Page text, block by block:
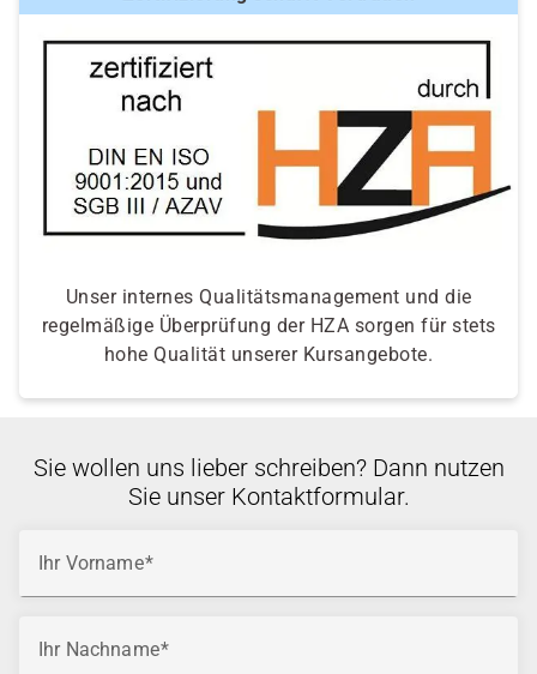
Unser internes Qualitätsmanagement und die
regelmäßige Überprüfung der HZA sorgen für stets
hohe Qualität unserer Kursangebote.
Sie wollen uns lieber schreiben? Dann nutzen
Sie unser Kontaktformular.
Ihr Vorname
Ihr Nachname